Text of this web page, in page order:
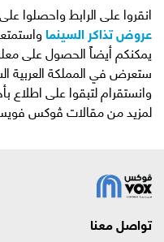
انقروا على الرابط واحصلوا
عروض تذاكر السينما
يمكنكم أيضاً الحصول على
ستعرض في المملكة العربية
وانستقرام لتبقوا على اطلاع
لمزيد من مقالات ڤوكس
تواصل معنا